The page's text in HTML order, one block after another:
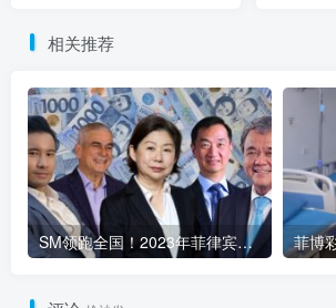
相关推荐
SM领跑全国！2023年菲律宾商业巨头稳健发展